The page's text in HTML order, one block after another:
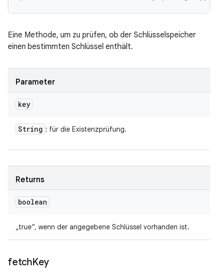
Eine Methode, um zu prüfen, ob der Schlüsselspeicher
einen bestimmten Schlüssel enthält.
Parameter
key
String : für die Existenzprüfung.
Returns
boolean
„true“, wenn der angegebene Schlüssel vorhanden ist.
fetchKey